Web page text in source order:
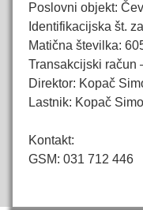
Poslovni objekt:
Identifikacijska št.
Matična številka:
Transakcijski račun
Direktor: Kopač
Lastnik: Kopač
Kontakt:
GSM: 031 712 446